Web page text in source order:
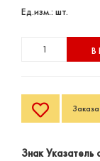
Ед.изм.: шт.
В
Знак Указатель